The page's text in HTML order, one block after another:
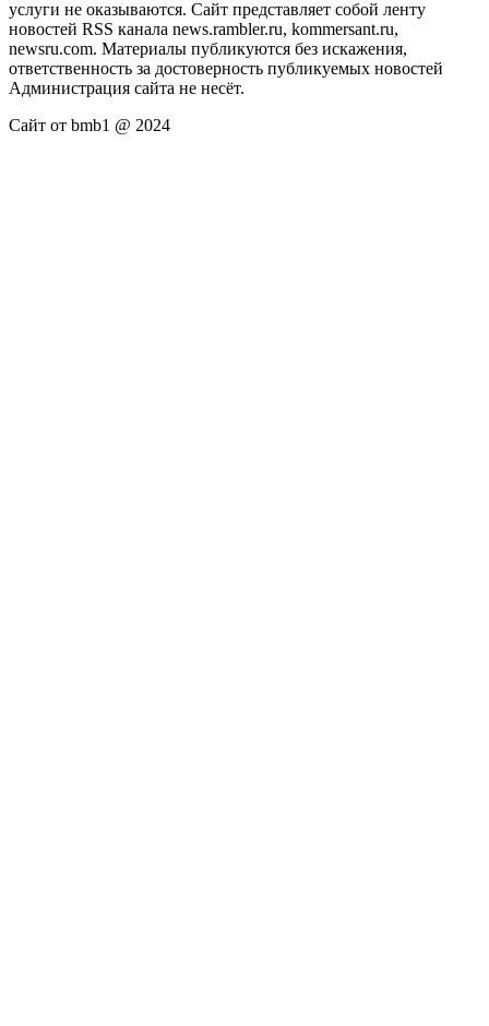
услуги не оказываются. Сайт представляет собой ленту
новостей RSS канала news.rambler.ru, kommersant.ru,
newsru.com. Материалы публикуются без искажения,
ответственность за достоверность публикуемых новостей
Администрация сайта не несёт.
Сайт от bmb1 @ 2024